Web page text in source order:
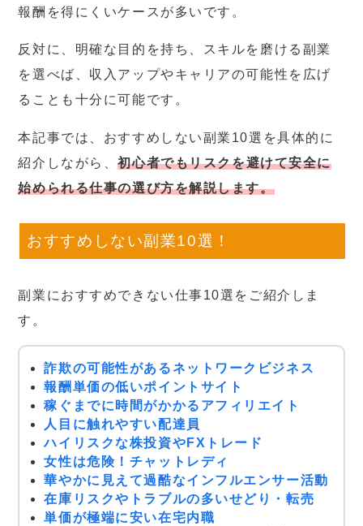
報酬を得にくいケースが多いです。
反対に、明確な目的を持ち、スキルを磨ける副業
を選べば、収入アップやキャリアの可能性を広げ
ることも十分に可能です。
本記事では、おすすめしない副業10選を具体的に
紹介しながら、初心者でもリスクを避けて安全に
始められる仕事の選び方を解説します。
おすすめしない副業10選！
副業におすすめできない仕事10選をご紹介しま
す。
詐欺の可能性があるネットワークビジネス
報酬単価の低いポイントサイト
稼ぐまでに時間がかかるアフィリエイト
人目に触れやすい配達員
ハイリスクな株投資やFXトレード
女性は危険！チャットレディ
華やかに見えて過酷なインフルエンサー活動
在庫リスクやトラブルの多いせどり・転売
単価が極端に安い在宅内職